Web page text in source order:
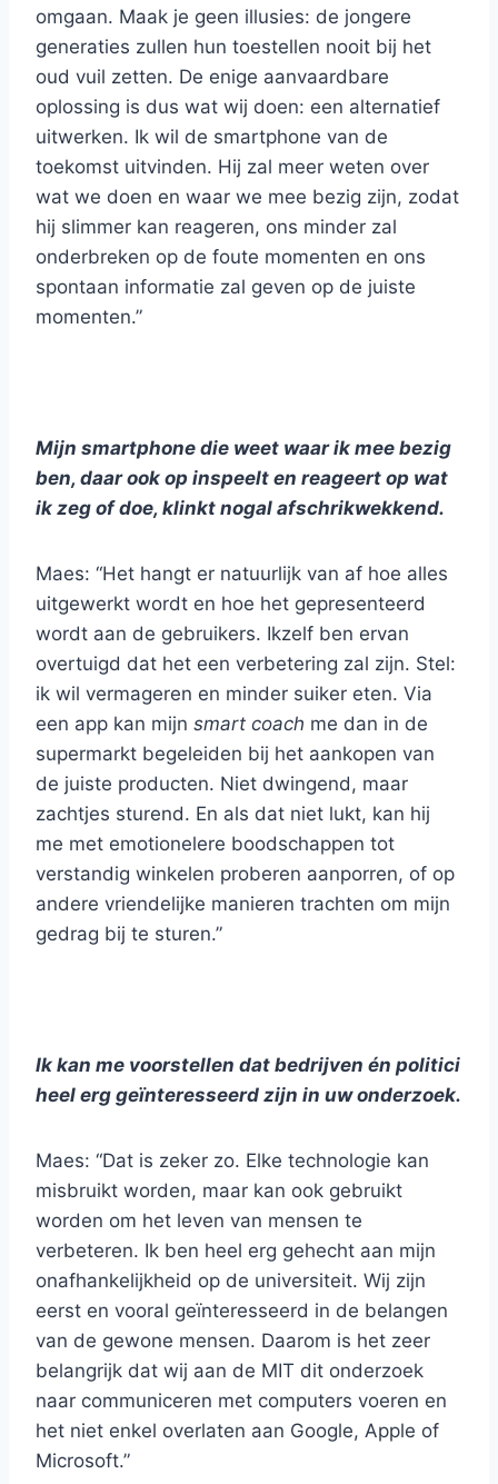
omgaan. Maak je geen illusies: de jongere
generaties zullen hun toestellen nooit bij het
oud vuil zetten. De enige aanvaardbare
oplossing is dus wat wij doen: een alternatief
uitwerken. Ik wil de smartphone van de
toekomst uitvinden. Hij zal meer weten over
wat we doen en waar we mee bezig zijn, zodat
hij slimmer kan reageren, ons minder zal
onderbreken op de foute momenten en ons
spontaan informatie zal geven op de juiste
momenten.”
Mijn smartphone die weet waar ik mee bezig
ben, daar ook op inspeelt en reageert op wat
ik zeg of doe, klinkt nogal afschrikwekkend.
Maes: “Het hangt er natuurlijk van af hoe alles
uitgewerkt wordt en hoe het gepresenteerd
wordt aan de gebruikers. Ikzelf ben ervan
overtuigd dat het een verbetering zal zijn. Stel:
ik wil vermageren en minder suiker eten. Via
een app kan mijn smart coach me dan in de
supermarkt begeleiden bij het aankopen van
de juiste producten. Niet dwingend, maar
zachtjes sturend. En als dat niet lukt, kan hij
me met emotionelere boodschappen tot
verstandig winkelen proberen aanporren, of op
andere vriendelijke manieren trachten om mijn
gedrag bij te sturen.”
Ik kan me voorstellen dat bedrijven én politici
heel erg geïnteresseerd zijn in uw onderzoek.
Maes: “Dat is zeker zo. Elke technologie kan
misbruikt worden, maar kan ook gebruikt
worden om het leven van mensen te
verbeteren. Ik ben heel erg gehecht aan mijn
onafhankelijkheid op de universiteit. Wij zijn
eerst en vooral geïnteresseerd in de belangen
van de gewone mensen. Daarom is het zeer
belangrijk dat wij aan de MIT dit onderzoek
naar communiceren met computers voeren en
het niet enkel overlaten aan Google, Apple of
Microsoft.”